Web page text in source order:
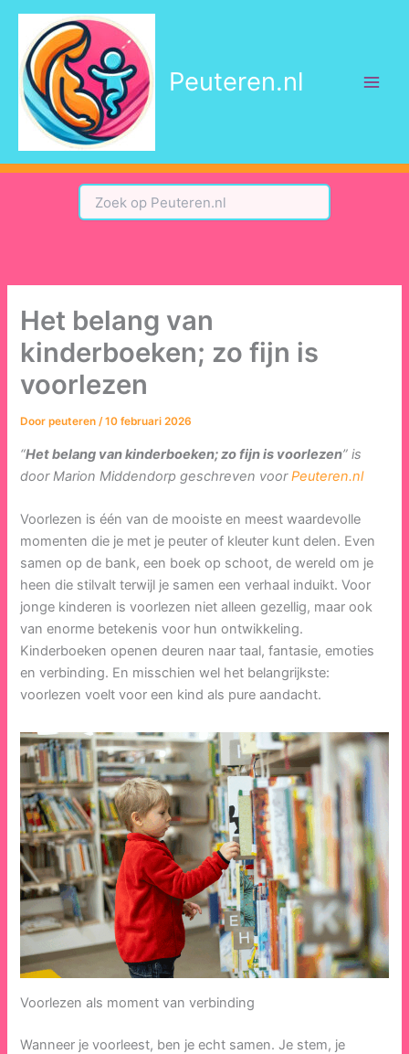
inhoud
Peuteren.nl
Het belang van
kinderboeken; zo fijn is
voorlezen
Doorpeuteren/10 februari 2026
“Het belang van kinderboeken; zo fijn is voorlezen” is
door Marion Middendorp geschreven voorPeuteren.nl
Voorlezen is één van de mooiste en meest waardevolle
momenten die je met je peuter of kleuter kunt delen. Even
samen op de bank, een boek op schoot, de wereld om je
heen die stilvalt terwijl je samen een verhaal induikt. Voor
jonge kinderen is voorlezen niet alleen gezellig, maar ook
van enorme betekenis voor hun ontwikkeling.
Kinderboeken openen deuren naar taal, fantasie, emoties
en verbinding. En misschien wel het belangrijkste:
voorlezen voelt voor een kind als pure aandacht.
Voorlezen als moment van verbinding
Wanneer je voorleest, ben je echt samen. Je stem, je